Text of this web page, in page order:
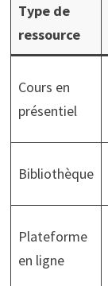
Type de
ressource
Cours en
présentiel
Bibliothèque
Plateforme
en ligne